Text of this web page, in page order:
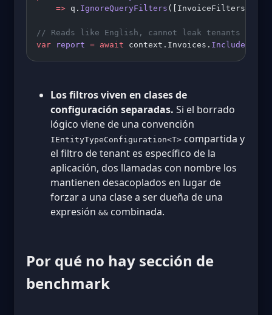
    =>
q. IgnoreQueryFilters
// Reads like English, cannot leak tenants
var report = await context.Invoices.
Los filtros viven en clases de
configuración separadas. Si el borrado
lógico viene de una convención
IEntityTypeConfiguration<T> compartida y
el filtro de tenant es específico de la
aplicación, dos llamadas con nombre los
mantienen desacoplados en lugar de
forzar a una clase a ser dueña de una
expresión && combinada.
Por qué no hay sección de
benchmark